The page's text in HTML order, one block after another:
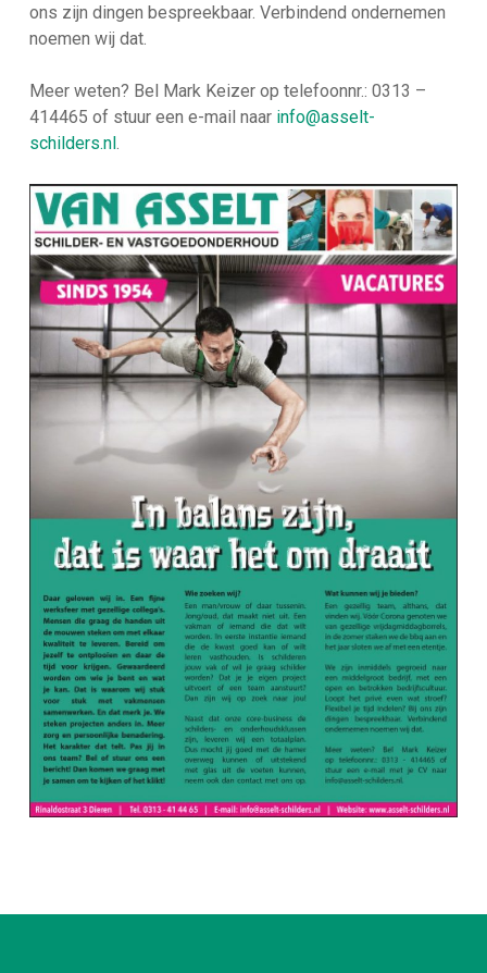
ons zijn dingen bespreekbaar. Verbindend ondernemen
noemen wij dat.
Meer weten? Bel Mark Keizer op telefoonnr.: 0313 –
414465 of stuur een e-mail naar info@asselt-
schilders.nl.